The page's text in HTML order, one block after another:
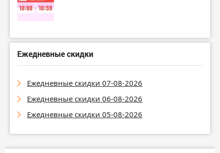
Ежедневные скидки
Ежедневные скидки 07-08-2026
Ежедневные скидки 06-08-2026
Ежедневные скидки 05-08-2026